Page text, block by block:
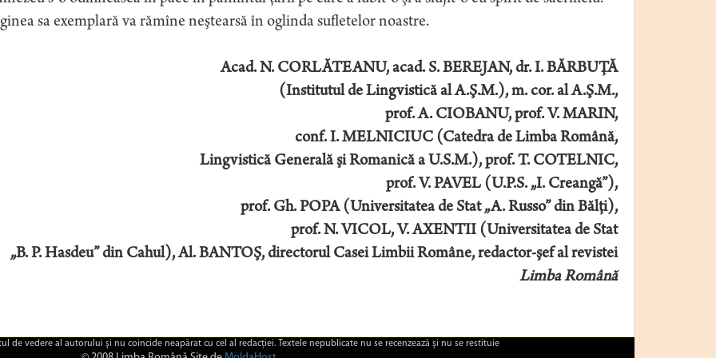
sa exemplară va rămîne neştearsă în oglinda sufletelor noastre.
Acad. N. CORLĂTEANU, acad. S. BEREJAN, dr. I. BĂRBUŢĂ
(Institutul de Lingvistică al A.Ş.M.), m. cor. al A.Ş.M.,
prof. A. CIOBANU, prof. V. MARIN,
conf. I. MELNICIUC (Catedra de Limba Română,
Lingvistică Generală şi Romanică a U.S.M.), prof. T. COTELNIC,
prof. V. PAVEL (U.P.S. „I. Creangă”),
prof. Gh. POPA (Universitatea de Stat „A. Russo” din Bălţi),
prof. N. VICOL, V. AXENTII (Universitatea de Stat
„B. P. Hasdeu” din Cahul), Al. BANTOŞ, directorul Casei Limbii Române, redactor-şef al revistei
Limba Română
de vedere al autorului şi nu coincide neapărat cu cel al redacţiei. Textele nepublicate nu se recenzează şi nu se restituie